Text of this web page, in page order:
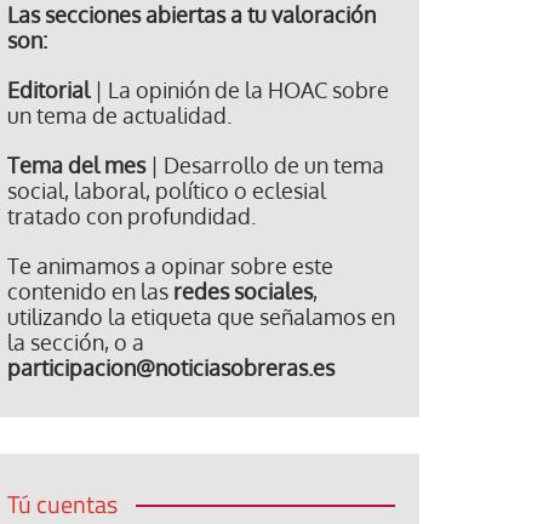
Las secciones abiertas a tu valoración
son:
Editorial| La opinión de la HOAC sobre
un tema de actualidad.
Tema del mes| Desarrollo de un tema
social, laboral, político o eclesial
tratado con profundidad.
Te animamos a opinar sobre este
contenido en las redes sociales,
utilizando la etiqueta que señalamos en
la sección, o a
participacion@noticiasobreras.es
Tú cuentas